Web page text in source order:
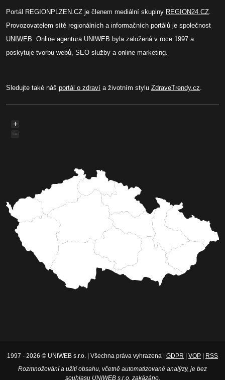
Portál REGIONPLZEN.CZ je členem mediální skupiny REGION24.CZ.
Provozovatelem sítě regionálních a informačních portálů je společnost
UNIWEB. Online agentura UNIWEB byla založená v roce 1997 a
poskytuje tvorbu webů, SEO služby a online marketing.
Sledujte také náš portál o zdraví a životním stylu ZdraveTrendy.cz.
+
−
1997 - 2026 © UNIWEB s.r.o. | Všechna práva vyhrazena | GDPR VOP
RSS
Rozmnožování a užití obsahu, včetně automatizované analýzy, je bez
souhlasu UNIWEB s.r.o. zakázáno.